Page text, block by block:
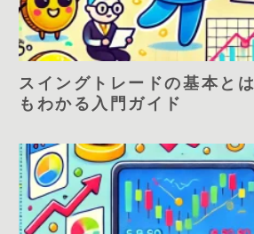
スイングトレードの基本と
もわかる入門ガイド